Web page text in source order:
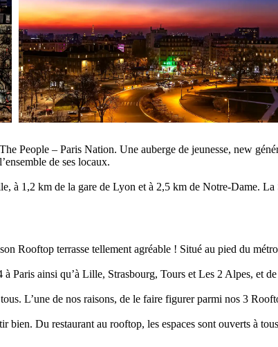
People – Paris Nation. Une auberge de jeunesse, new
de ses locaux.
à 1,2 km de la gare de Lyon et à 2,5 km de Notre-Dame.
Rooftop terrasse tellement agréable ! Situé au pied du
Paris ainsi qu’à Lille, Strasbourg, Tours et Les 2 Alpes, et
L’une de nos raisons, de le faire figurer parmi nos 3
bien. Du restaurant au rooftop, les espaces sont ouverts à